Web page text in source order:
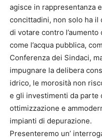
agisce in rappresentanza
concittadini, non solo ha
di votare contro
come l’acqua pubblica,
Conferenza dei Sindaci,
impugnare la delibera
idrico, le morosità non
e gli investimenti da parte
ottimizzazione e
impianti di depurazione.
Presenteremo un’